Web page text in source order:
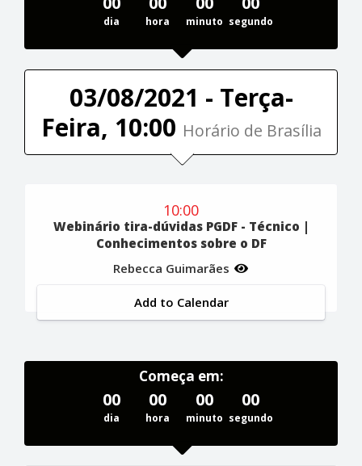
dia hora minuto segundo
03/08/2021 - Terça-
Feira, 10:00 Horário de Brasília
10:00
Webinário tira-dúvidas PGDF - Técnico |
Conhecimentos sobre o DF
Rebecca Guimarães
Add to Calendar
Começa em:
00
dia
00
hora
00
minuto
00
segundo